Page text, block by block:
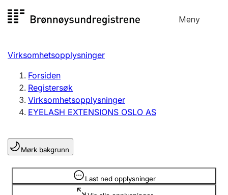
til
Meny
Registersøk
Aksjeselskap
Enkeltpersonforetak
Registrere, endre, slette
Lag og forening
Registrere, endre, slette
Virksomhetsopplysninger
Forsiden
Registersøk
Virksomhetsopplysninger
EYELASH EXTENSIONS OSLO AS
Mørk bakgrunn
Last ned opplysninger
Opplysninger er skjult